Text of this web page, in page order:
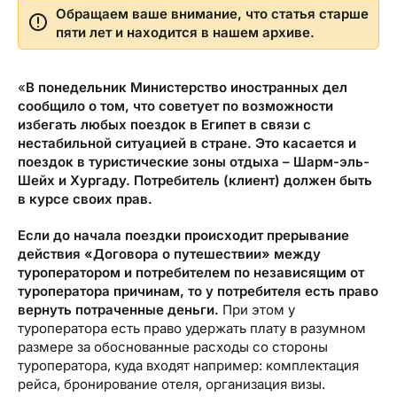
Туристический журнал Traveller
Рассрочка
Подарочная карта Estravel
Airalo eSIM
Постоянному клиенту
Бонусные пункты, Золотая карточка, Platinum
Club...
Золотая карточка
Platinum Club
Бонусные пункты
О нас
О компании, контакты, наши консультанты,
новости...
О компании
Наши консультанты
Приходите на работу
Новости
Обращаем ваше внимание, что статья старше
пяти лет и находится в нашем архиве.
«В понедельник Министерство иностранных дел
сообщило о том, что советует по возможности
избегать любых поездок в Египет в связи с
нестабильной ситуацией в стране. Это касается и
поездок в туристические зоны отдыха – Шарм-эль-
Шейх и Хургаду. Потребитель (клиент) должен быть
в курсе своих прав.
Если до начала поездки происходит прерывание
действия «Договора о путешествии» между
туроператором и потребителем по независящим от
туроператора причинам, то у потребителя есть право
вернуть потраченные деньги. При этом у
туроператора есть право удержать плату в разумном
размере за обоснованные расходы со стороны
туроператора, куда входят например: комплектация
рейса, бронирование отеля, организация визы.